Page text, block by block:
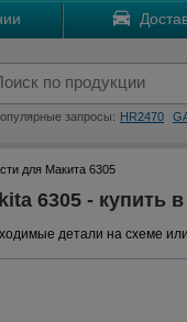
запросы: HR2470
для Макита 6305
6305 - купить
детали на схеме